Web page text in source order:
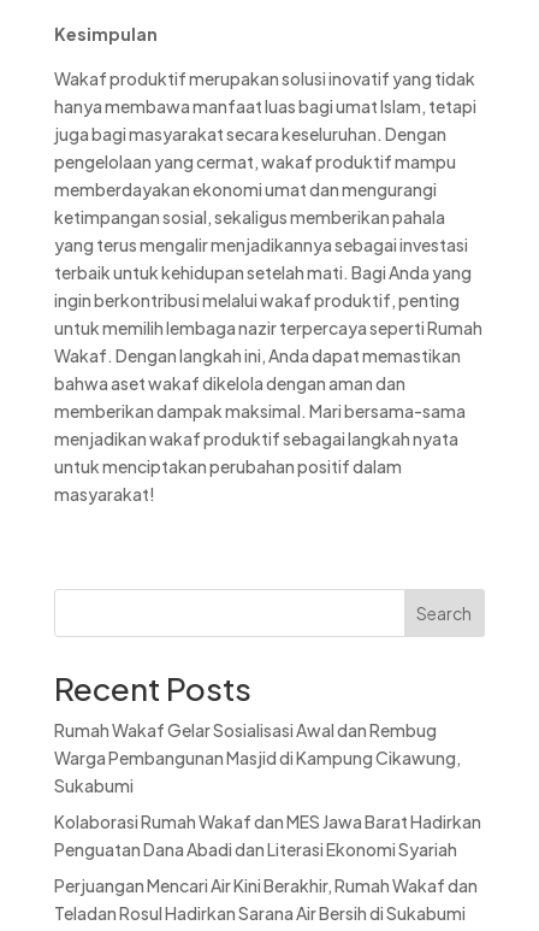
Kesimpulan
Wakaf produktif merupakan solusi inovatif yang tidak
hanya membawa manfaat luas bagi umat Islam, tetapi
juga bagi masyarakat secara keseluruhan. Dengan
pengelolaan yang cermat, wakaf produktif mampu
memberdayakan ekonomi umat dan mengurangi
ketimpangan sosial, sekaligus memberikan pahala
yang terus mengalir menjadikannya sebagai investasi
terbaik untuk kehidupan setelah mati. Bagi Anda yang
ingin berkontribusi melalui wakaf produktif, penting
untuk memilih lembaga nazir terpercaya seperti Rumah
Wakaf. Dengan langkah ini, Anda dapat memastikan
bahwa aset wakaf dikelola dengan aman dan
memberikan dampak maksimal. Mari bersama-sama
menjadikan wakaf produktif sebagai langkah nyata
untuk menciptakan perubahan positif dalam
masyarakat!
Search
Recent Posts
Rumah Wakaf Gelar Sosialisasi Awal dan Rembug
Warga Pembangunan Masjid di Kampung Cikawung,
Sukabumi
Kolaborasi Rumah Wakaf dan MES Jawa Barat Hadirkan
Penguatan Dana Abadi dan Literasi Ekonomi Syariah
Perjuangan Mencari Air Kini Berakhir, Rumah Wakaf dan
Teladan Rosul Hadirkan Sarana Air Bersih di Sukabumi